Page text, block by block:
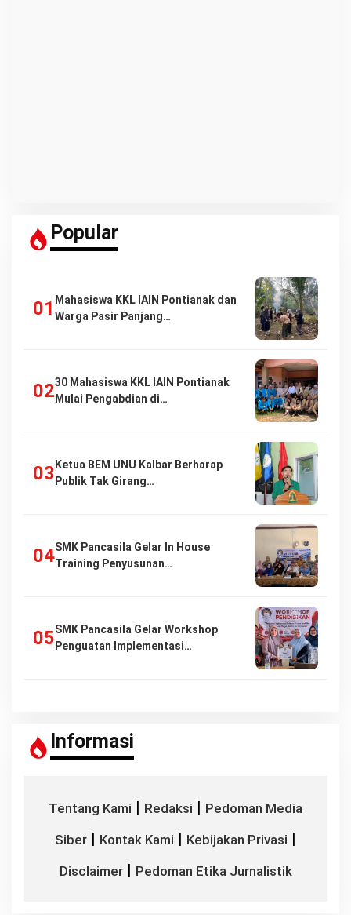
Popular
Mahasiswa KKL IAIN Pontianak dan
Warga Pasir Panjang…
30 Mahasiswa KKL IAIN Pontianak
Mulai Pengabdian di…
Ketua BEM UNU Kalbar Berharap
Publik Tak Girang…
SMK Pancasila Gelar In House
Training Penyusunan…
SMK Pancasila Gelar Workshop
Penguatan Implementasi…
Informasi
Tentang Kami | Redaksi | Pedoman Media
Siber | Kontak Kami | Kebijakan Privasi |
Disclaimer| Pedoman Etika Jurnalistik